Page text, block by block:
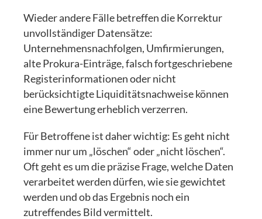
Wieder andere Fälle betreffen die Korrektur
unvollständiger Datensätze:
Unternehmensnachfolgen, Umfirmierungen,
alte Prokura-Einträge, falsch fortgeschriebene
Registerinformationen oder nicht
berücksichtigte Liquiditätsnachweise können
eine Bewertung erheblich verzerren.
Für Betroffene ist daher wichtig: Es geht nicht
immer nur um „löschen“ oder „nicht löschen“.
Oft geht es um die präzise Frage, welche Daten
verarbeitet werden dürfen, wie sie gewichtet
werden und ob das Ergebnis noch ein
zutreffendes Bild vermittelt.